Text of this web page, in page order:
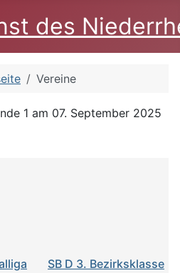
des
Vereine
1 am 07. September 2025
SB D 3. Bezirksklasse